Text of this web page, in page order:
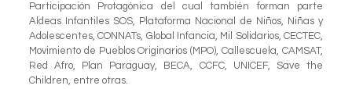
Participación Protagónica del cual también forman parte
Aldeas Infantiles SOS, Plataforma Nacional de Niños, Niñas y
Adolescentes, CONNATs, Global Infancia, Mil Solidarios, CECTEC,
Movimiento de Pueblos Originarios (MPO), Callescuela, CAMSAT,
Red Afro, Plan Paraguay, BECA, CCFC, UNICEF, Save the
Children, entre otras.